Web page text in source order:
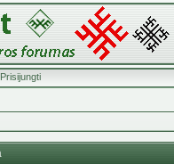
Prisijungti